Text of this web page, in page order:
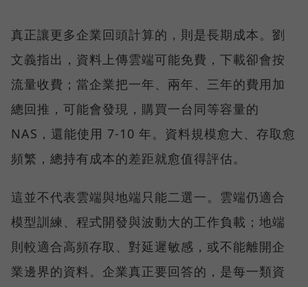
真正讓更多企業回頭計算的，則是長期成本。劉
文義指出，資料上傳雲端可能免費，下載卻會按
流量收費；當企業把一年、兩年、三年的費用加
總回推，可能會發現，購買一台同等容量的
NAS，還能使用 7-10 年。資料規模愈大、存取愈
頻繁，總持有成本的差距就愈值得評估。
這並不代表雲端與地端只能二選一。雲端仍適合
模型訓練、程式開發與波動大的工作負載；地端
則較適合高頻存取、對延遲敏感，或不能離開企
業邊界的資料。企業真正要回答的，是每一類資